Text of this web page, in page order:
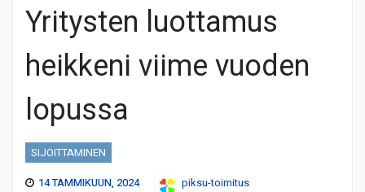
Yritysten luottamus
heikkeni viime vuoden
lopussa
SIJOITTAMINEN
14 TAMMIKUUN, 2024
piksu-toimitus